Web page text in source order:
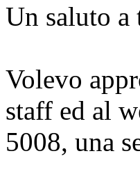
Un saluto
Volevo
staff ed al
5008, una